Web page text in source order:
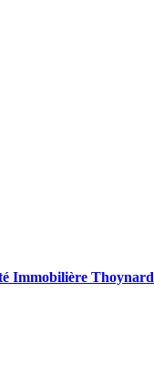
Immobilière Thoynard